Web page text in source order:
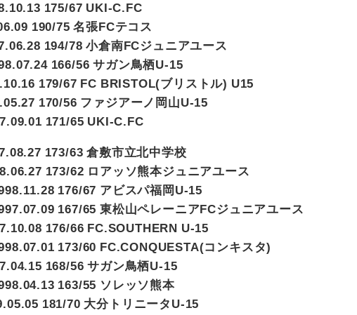
175/67 UKI-C.FC
190/75 名張FCテコス
194/78 小倉南FCジュニアユース
166/56 サガン鳥栖U-15
179/67 FC BRISTOL(ブリストル) U15
170/56 ファジアーノ岡山U-15
171/65 UKI-C.FC
173/63 倉敷市立北中学校
173/62 ロアッソ熊本ジュニアユース
176/67 アビスパ福岡U-15
167/65 東松山ペレーニアFCジュニアユース
176/66 FC.SOUTHERN U-15
173/60 FC.CONQUESTA(コンキスタ)
168/56 サガン鳥栖U-15
163/55 ソレッソ熊本
181/70 大分トリニータU-15